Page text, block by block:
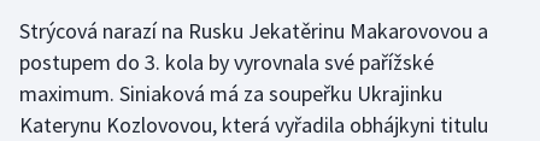
Házená
Jezdectví
Strýcová narazí na Rusku Jekatěrinu Makarovovou a
postupem do 3. kola by vyrovnala své pařížské
maximum. Siniaková má za soupeřku Ukrajinku
Katerynu Kozlovovou, která vyřadila obhájkyni titulu